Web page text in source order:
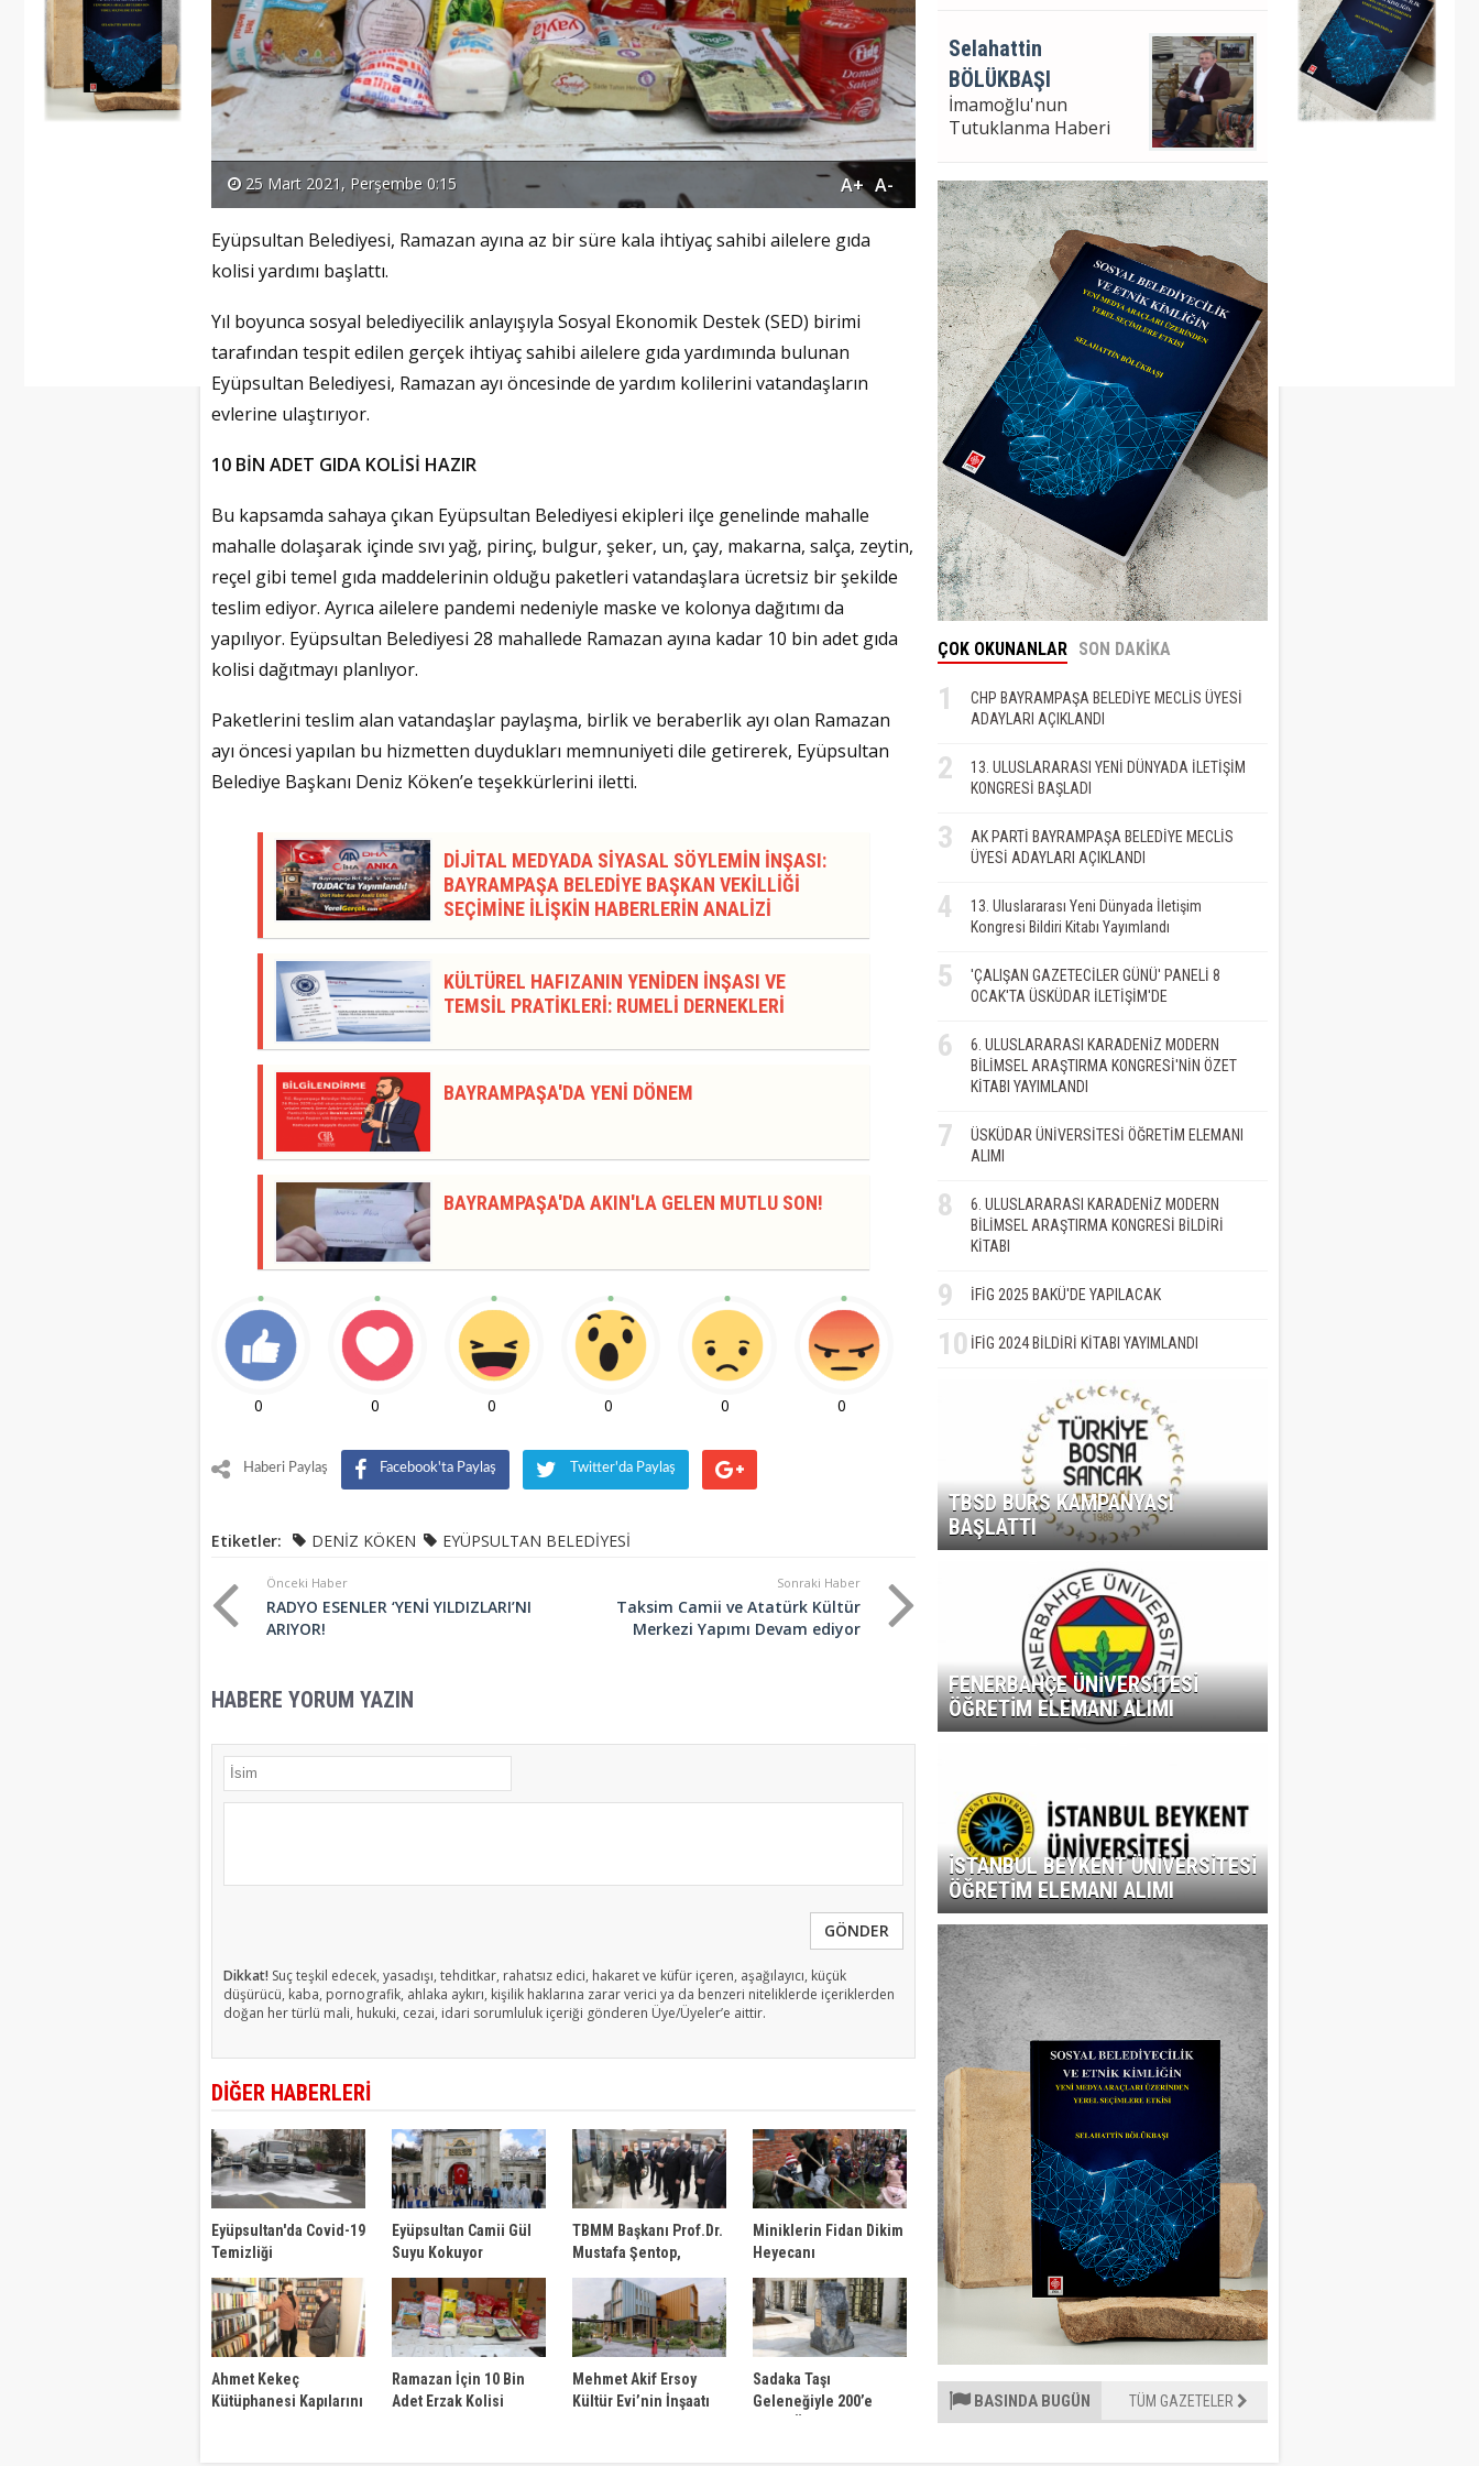
25 Mart 2021, Perşembe 0:15 A-
A+
Eyüpsultan Belediyesi, Ramazan ayına az bir süre kala ihtiyaç sahibi ailelere gıda
kolisi yardımı başlattı.
Yıl boyunca sosyal belediyecilik anlayışıyla Sosyal Ekonomik Destek (SED) birimi
tarafından tespit edilen gerçek ihtiyaç sahibi ailelere gıda yardımında bulunan
Eyüpsultan Belediyesi, Ramazan ayı öncesinde de yardım kolilerini vatandaşların
evlerine ulaştırıyor.
10 BİN ADET GIDA KOLİSİ HAZIR
Bu kapsamda sahaya çıkan Eyüpsultan Belediyesi ekipleri ilçe genelinde mahalle
mahalle dolaşarak içinde sıvı yağ, pirinç, bulgur, şeker, un, çay, makarna, salça, zeytin,
reçel gibi temel gıda maddelerinin olduğu paketleri vatandaşlara ücretsiz bir şekilde
teslim ediyor. Ayrıca ailelere pandemi nedeniyle maske ve kolonya dağıtımı da
yapılıyor. Eyüpsultan Belediyesi 28 mahallede Ramazan ayına kadar 10 bin adet gıda
kolisi dağıtmayı planlıyor.
Paketlerini teslim alan vatandaşlar paylaşma, birlik ve beraberlik ayı olan Ramazan
ayı öncesi yapılan bu hizmetten duydukları memnuniyeti dile getirerek, Eyüpsultan
Belediye Başkanı Deniz Köken’e teşekkürlerini iletti.
DİJİTAL MEDYADA SİYASAL SÖYLEMİN İNŞASI:
BAYRAMPAŞA BELEDİYE BAŞKAN VEKİLLİĞİ
SEÇİMİNE İLİŞKİN HABERLERİN ANALİZİ
KÜLTÜREL HAFIZANIN YENİDEN İNŞASI VE
TEMSİL PRATİKLERİ: RUMELİ DERNEKLERİ
BAYRAMPAŞA'DA YENİ DÖNEM
BAYRAMPAŞA'DA AKIN'LA GELEN MUTLU SON!
0 0 0 0 0 0
Haberi Paylaş Facebook'ta Paylaş Twitter'da Paylaş
Etiketler: DENİZ KÖKEN EYÜPSULTAN BELEDİYESİ
Önceki Haber
RADYO ESENLER ‘YENİ YILDIZLARI’NI
ARIYOR!
Sonraki Haber
Taksim Camii ve Atatürk Kültür
Merkezi Yapımı Devam ediyor
HABERE YORUM YAZIN
GÖNDER
Dikkat! Suç teşkil edecek, yasadışı, tehditkar, rahatsız edici, hakaret ve küfür içeren, aşağılayıcı, küçük
düşürücü, kaba, pornografik, ahlaka aykırı, kişilik haklarına zarar verici ya da benzeri niteliklerde içeriklerden
doğan her türlü mali, hukuki, cezai, idari sorumluluk içeriği gönderen Üye/Üyeler’e aittir.
DİĞER HABERLERİ
Eyüpsultan'da Covid-19
Temizliği
Eyüpsultan Camii Gül
Suyu Kokuyor
TBMM Başkanı Prof.Dr.
Mustafa Şentop,
Çanakkale Zaferi
sergisini gezdi
Miniklerin Fidan Dikim
Heyecanı
Ahmet Kekeç
Kütüphanesi Kapılarını
Ramazan İçin 10 Bin
Adet Erzak Kolisi
Mehmet Akif Ersoy
Kültür Evi’nin İnşaatı
Sadaka Taşı
Geleneğiyle 200’e
İmamoğlu'nun
Tutuklanma Haberi
Selahattin
BÖLÜKBAŞI
Bayrampaşa Bel. Bşk. V.
Seçim Analizi
Selahattin Bölükbaşı
ÇOK OKUNANLAR SON DAKİKA
1
CHP BAYRAMPAŞA BELEDİYE MECLİS ÜYESİ
ADAYLARI AÇIKLANDI
2
13. ULUSLARARASI YENİ DÜNYADA İLETİŞİM
KONGRESİ BAŞLADI
3
AK PARTİ BAYRAMPAŞA BELEDİYE MECLİS
ÜYESİ ADAYLARI AÇIKLANDI
4
13. Uluslararası Yeni Dünyada İletişim
Kongresi Bildiri Kitabı Yayımlandı
5
'ÇALIŞAN GAZETECİLER GÜNÜ' PANELİ 8
OCAK'TA ÜSKÜDAR İLETİŞİM'DE
6
6. ULUSLARARASI KARADENİZ MODERN
BİLİMSEL ARAŞTIRMA KONGRESİ'NİN ÖZET
KİTABI YAYIMLANDI
7
ÜSKÜDAR ÜNİVERSİTESİ ÖĞRETİM ELEMANI
ALIMI
8
6. ULUSLARARASI KARADENİZ MODERN
BİLİMSEL ARAŞTIRMA KONGRESİ BİLDİRİ
KİTABI
9 İFİG 2025 BAKÜ'DE YAPILACAK
10 İFİG 2024 BİLDİRİ KİTABI YAYIMLANDI
TBSD BURS KAMPANYASI
BAŞLATTI
FENERBAHÇE ÜNİVERSİTESİ
ÖĞRETİM ELEMANI ALIMI
İSTANBUL BEYKENT ÜNİVERSİTESİ
ÖĞRETİM ELEMANI ALIMI
BASINDA BUGÜN TÜM GAZETELER